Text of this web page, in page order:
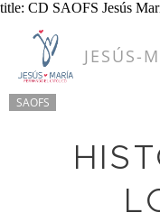
title: CD SAOFS Jesús
JESÚS-
SAOFS